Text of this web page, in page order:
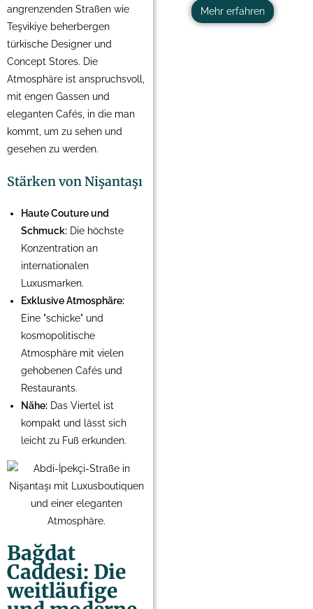
Mehr erfahren
angrenzenden Straßen wie
Teşvikiye beherbergen
türkische Designer und
Concept Stores. Die
Atmosphäre ist anspruchsvoll,
mit engen Gassen und
eleganten Cafés, in die man
kommt, um zu sehen und
gesehen zu werden.
Stärken von Nişantaşı
Haute Couture und
Schmuck: Die höchste
Konzentration an
internationalen
Luxusmarken.
Exklusive Atmosphäre:
Eine "schicke" und
kosmopolitische
Atmosphäre mit vielen
gehobenen Cafés und
Restaurants.
Nähe: Das Viertel ist
kompakt und lässt sich
leicht zu Fuß erkunden.
Bağdat
Caddesi: Die
weitläufige